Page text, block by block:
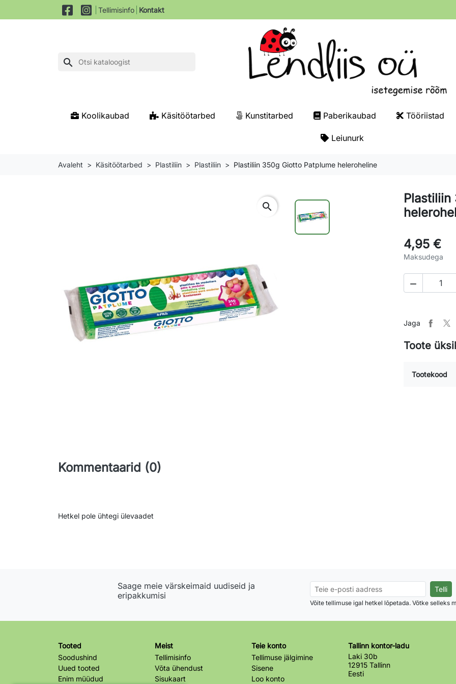
Tellimisinfo Kontakt
search
Koolikaubad Käsitöötarbed Kunstitarbed Paberikaubad Tööriistad
Leiunurk
Avaleht Käsitöötarbed Plastiliin Plastiliin Plastiliin 350g Giotto Patplume heleroheline
search
Plastiliin
4,95 €
Maksudega

Jaga
Toote
Tootekood
Kommentaarid (0)
Hetkel pole ühtegi ülevaadet
Saage meie värskeimaid uudiseid ja
eripakkumisi
Võite tellimuse igal hetkel lõpetada. Võtke selleks
Tooted
Soodushind
Uued tooted
Enim müüdud
Meist
Tellimisinfo
Võta ühendust
Sisukaart
Teie konto
Tellimuse jälgimine
Sisene
Loo konto
Tallinn kontor-ladu
Laki 30b
12915 Tallinn
Eesti